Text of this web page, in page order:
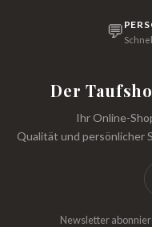
💬
Der
Ihr Online-
Qualität und persönlicher
Newsletter